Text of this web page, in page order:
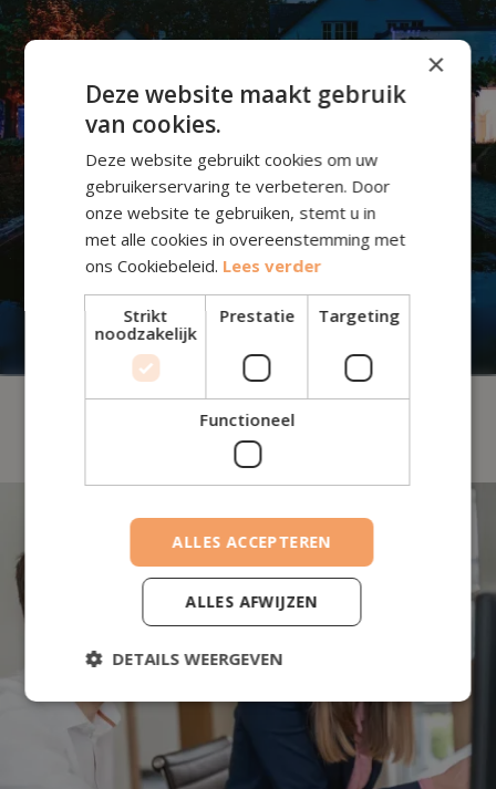
Evenementen ->
×
Deze website maakt gebruik
van cookies.
Deze website gebruikt cookies om uw
gebruikerservaring te verbeteren. Door
onze website te gebruiken, stemt u in
met alle cookies in overeenstemming met
ons Cookiebeleid. Lees verder
Strikt
noodzakelijk
Prestatie Targeting
Functioneel
ALLES ACCEPTEREN
ALLES AFWIJZEN
DETAILS WEERGEVEN